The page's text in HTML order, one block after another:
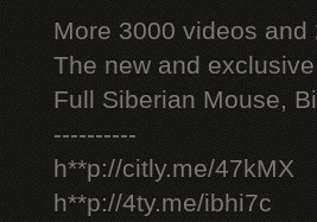
More 3000 videos
The new and
Full Siberian Mouse,
----------
h**p://citly.me/47kMX
h**p://4ty.me/ibhi7c